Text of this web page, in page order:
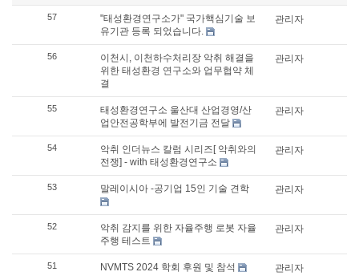
57
"태성환경연구소가" 국가핵심기술 보
유기관 등록 되었습니다.
관리자
56
이천시, 이천하수처리장 악취 해결을
위한 태성환경 연구소와 업무협약 체
결
관리자
55
태성환경연구소 울산대 산업경영/산
업안전공학부에 발전기금 전달
관리자
54
악취 인더뉴스 칼럼 시리즈[ 악취와의
전쟁] - with 태성환경연구소
관리자
53 말레이시아 -공기업 15인 기술 견학 관리자
52
악취 감지를 위한 자율주행 로봇 자율
주행 테스트
관리자
51 NVMTS 2024 학회 후원 및 참석 관리자